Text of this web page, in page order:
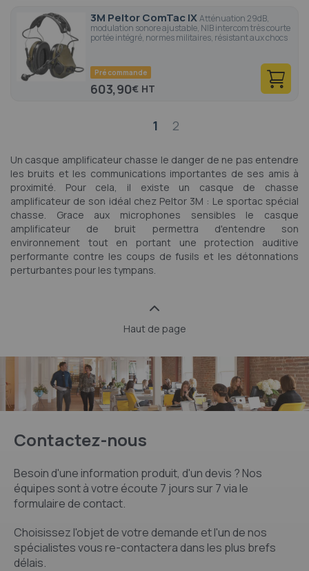
3M Peltor ComTac IXAtténuation 29dB,
modulation sonore ajustable, NIB intercom très courte
portée intégré, normes militaires, résistant aux chocs
Pré commande
603,90€
1 2
Un casque amplificateur chasse le danger de ne pas entendre
les bruits et les communications importantes de ses amis à
proximité. Pour cela, il existe un casque de chasse
amplificateur de son idéal chez Peltor 3M : Le sportac spécial
chasse. Grace aux microphones sensibles le casque
amplificateur de bruit permettra d'entendre son
environnement tout en portant une protection auditive
performante contre les coups de fusils et les détonnations
perturbantes pour les tympans.
Haut de page
Contactez-nous
Besoin d'une information produit, d'un devis ? Nos
équipes sont à votre écoute 7 jours sur 7 via le
formulaire de contact.
Choisissez l'objet de votre demande et l'un de nos
spécialistes vous re-contactera dans les plus brefs
délais.